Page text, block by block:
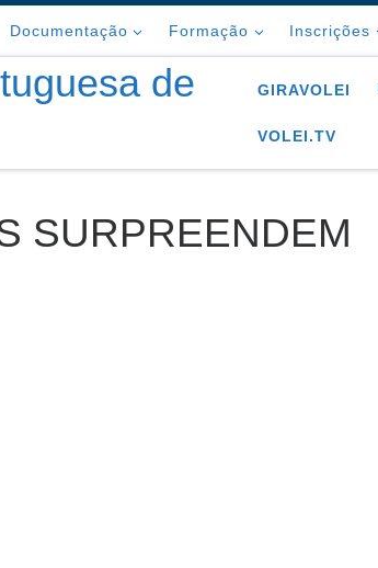
Documentação Formação Inscrições
de
GIRAVOLEI
VOLEI.TV
SURPREENDEM